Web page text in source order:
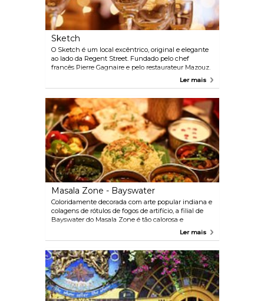
Sketch
O Sketch é um local excêntrico, original e elegante
ao lado da Regent Street. Fundado pelo chef
francês Pierre Gagnaire e pelo restaurateur Mazouz.
O espaço exclusivo compreende cinco áreas de
jantar com duas estrelas Michelin, The Lecture
Room & Library e o The East Bar.
Ler mais
Masala Zone - Bayswater
Coloridamente decorada com arte popular indiana e
colagens de rótulos de fogos de artifício, a filial de
Bayswater do Masala Zone é tão calorosa e
acolhedora como os outros restaurantes desta
indianos e currys regionais, bem como pratos de
tapas Thali.
Ler mais